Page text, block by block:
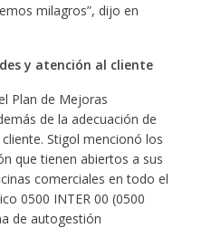
milagros”, dijo en
y atención al cliente
Plan de Mejoras
de la adecuación de
Stigol mencionó los
que tienen abiertos a sus
comerciales en todo el
0500 INTER 00 (0500
de autogestión